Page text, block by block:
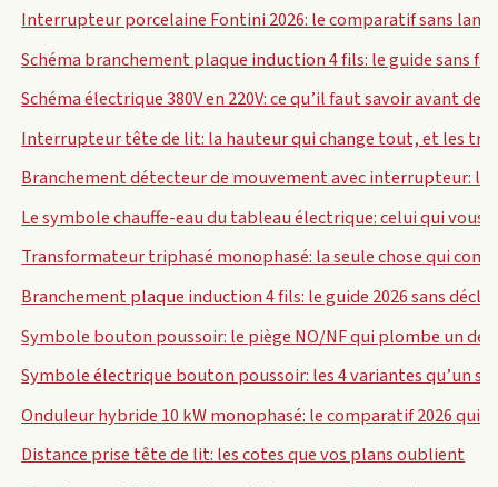
Interrupteur porcelaine Fontini 2026: le comparatif sans
Schéma branchement plaque induction 4 fils: le guide sans
Schéma électrique 380V en 220V: ce qu’il faut savoir avant de
Interrupteur tête de lit: la hauteur qui change tout, et les
Branchement détecteur de mouvement avec interrupteur: le
Le symbole chauffe-eau du tableau électrique: celui qui vous
Transformateur triphasé monophasé: la seule chose qui
Branchement plaque induction 4 fils: le guide 2026 sans
Symbole bouton poussoir: le piège NO/NF qui plombe un
Symbole électrique bouton poussoir: les 4 variantes qu’un
Onduleur hybride 10 kW monophasé: le comparatif 2026 qui
Distance prise tête de lit: les cotes que vos plans oublient